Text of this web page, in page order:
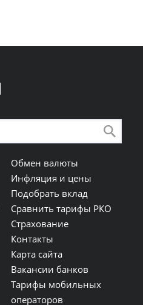
Обмен валюты
Инфляция и цены
Подобрать вклад
Сравнить тарифы РКО
Страхование
Контакты
Карта сайта
Вакансии банков
Тарифы мобильных
операторов